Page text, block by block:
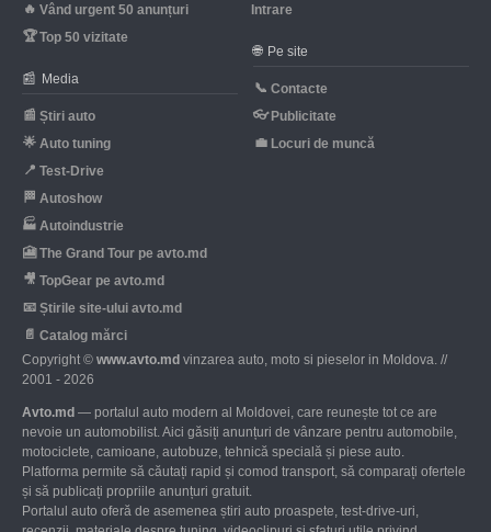
🔥 Vând urgent 50 anunțuri
🏆Top 50 vizitate
📰 Media
📰 Știri auto
🌟 Auto tuning
📍 Test-Drive
🏁 Autoshow
🏭 Autoindustrie
🎦 The Grand Tour pe avto.md
🎥 TopGear pe avto.md
📧 Știrile site-ului avto.md
📄 Catalog mărci
Intrare
🌐 Pe site
📞 Contacte
👓 Publicitate
💼 Locuri de muncă
Copyright © www.avto.md vinzarea auto, moto si pieselor in Moldova. //
2001 - 2026
Avto.md — portalul auto modern al Moldovei, care reunește tot ce are
nevoie un automobilist. Aici găsiți anunțuri de vânzare pentru automobile,
motociclete, camioane, autobuze, tehnică specială și piese auto.
Platforma permite să căutați rapid și comod transport, să comparați ofertele
și să publicați propriile anunțuri gratuit.
Portalul auto oferă de asemenea știri auto proaspete, test-drive-uri,